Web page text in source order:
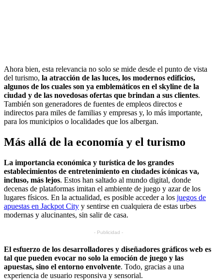
Ahora bien, esta relevancia no solo se mide desde el punto de vista
del turismo, la atracción de las luces, los modernos edificios,
algunos de los cuales son ya emblemáticos en el skyline de la
ciudad y de las novedosas ofertas que brindan a sus clientes.
También son generadores de fuentes de empleos directos e
indirectos para miles de familias y empresas y, lo más importante,
para los municipios o localidades que los albergan.
Más allá de la economía y el turismo
La importancia económica y turística de los grandes
establecimientos de entretenimiento en ciudades icónicas va,
incluso, más lejos. Estos han saltado al mundo digital, donde
decenas de plataformas imitan el ambiente de juego y azar de los
lugares físicos. En la actualidad, es posible acceder a los juegos de
apuestas en Jackpot City y sentirse en cualquiera de estas urbes
modernas y alucinantes, sin salir de casa.
- Publicidad -
El esfuerzo de los desarrolladores y diseñadores gráficos web es
tal que pueden evocar no solo la emoción de juego y las
apuestas, sino el entorno envolvente. Todo, gracias a una
experiencia de usuario responsiva y sensorial.